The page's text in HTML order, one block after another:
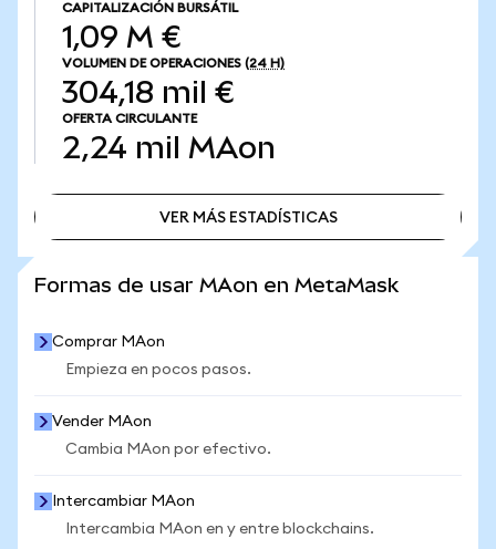
CAPITALIZACIÓN BURSÁTIL
1,09 M €
VOLUMEN DE OPERACIONES (24 H)
304,18 mil €
OFERTA CIRCULANTE
2,24 mil MAon
VER MÁS ESTADÍSTICAS
Formas de usar MAon en MetaMask
Comprar MAon
Empieza en pocos pasos.
Vender MAon
Cambia MAon por efectivo.
Intercambiar MAon
Intercambia MAon en y entre blockchains.